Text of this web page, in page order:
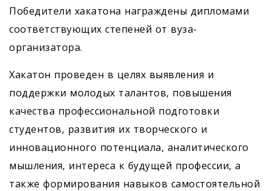
Победители хакатона награждены дипломами
соответствующих степеней от вуза-
организатора.
Хакатон проведен в целях выявления и
поддержки молодых талантов, повышения
качества профессиональной подготовки
студентов, развития их творческого и
инновационного потенциала, аналитического
мышления, интереса к будущей профессии, а
также формирования навыков самостоятельной